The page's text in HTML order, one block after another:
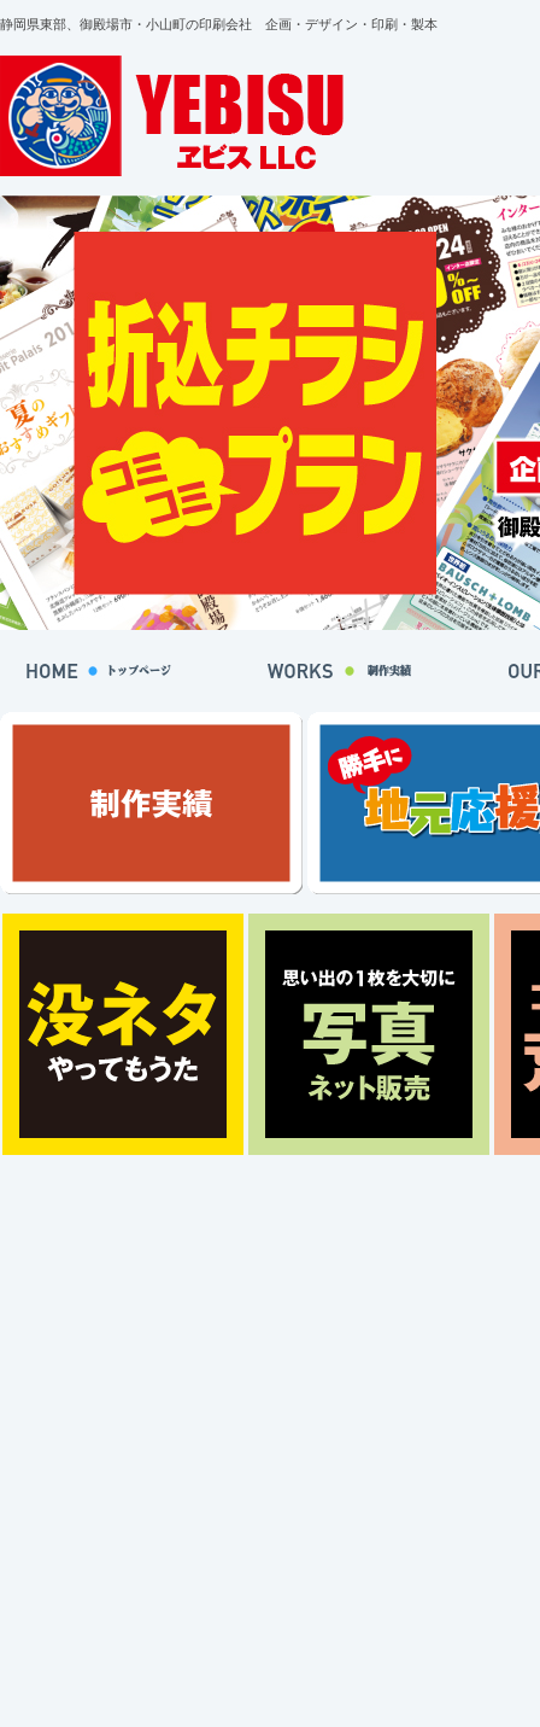
静岡県東部、御殿場市・小山町の印刷会社 企画・デザイン・印刷・製本